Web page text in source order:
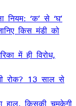
नियम: ‘क’ से ‘घ’
किस मंडी को
में ही विरोध,
रोक? 13 साल से